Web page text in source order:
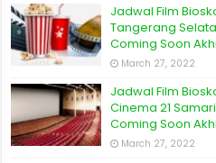
Jadwal Film
Tangerang
Coming Soon
March 27, 2022
Jadwal Film
Cinema 21
Coming Soon
March 27, 2022